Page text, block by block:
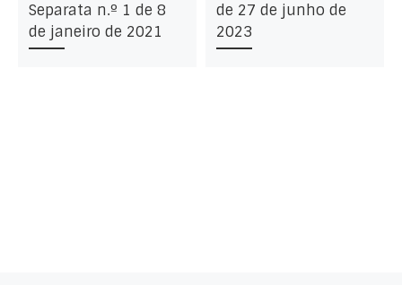
Separata n.º 1 de 8
de janeiro de 2021
de 27 de junho de
2023